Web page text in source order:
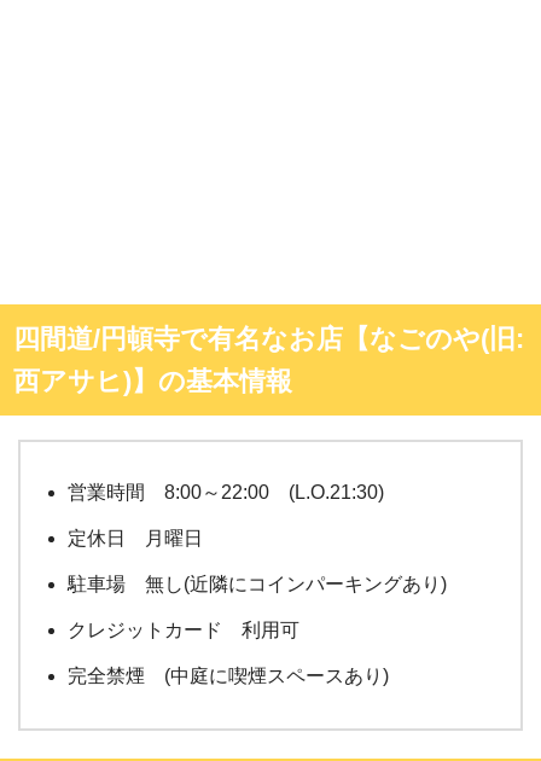
四間道/円頓寺で有名なお店【なごのや(旧:
西アサヒ)】の基本情報
営業時間 8:00～22:00 (L.O.21:30)
定休日 月曜日
駐車場 無し(近隣にコインパーキングあり)
クレジットカード 利用可
完全禁煙 (中庭に喫煙スペースあり)